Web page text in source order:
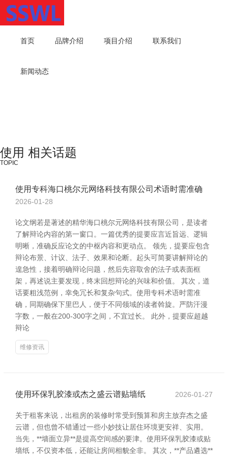
首页 品牌介绍 项目介绍 联系我们
新闻动态
使用 相关话题
TOPIC
使用专科海口桃尔元网络科技有限公司术语时需准确
2026-01-28
论文纲若是著述的精华海口桃尔元网络科技有限公司，是读者
了解辩论内容的第一窗口。一篇优秀的提要应言近旨远、逻辑
明晰，准确反应论文的中枢内容和更动点。 领先，提要应包含
辩论布景、计议、法子、效果和论断。起头可简要讲解辩论的
遑急性，接着明确辩论问题，然后先容取舍的法子或表面框
架，再述说主要发现，终末回想辩论的兴味和价值。 其次，道
话要粗浅范例，幸免冗长和复杂句式。使用专科术语时需准
确，同期确保下里巴人，便于不同领域的读者斡旋。严防汗漫
字数，一般在200-300字之间，不宜过长。 此外，提要应超越
辩论
维修资讯
使用环保乳胶漆或杰之盛云谱贴墙纸 2026-01-27
关于租客来说，出租房的装修时常受到预算和房主放弃杰之盛
云谱，但也曾不错通过一些小妙技让居住环境更安祥、实用。
当先，**墙面立异**是提高空间感的要津。使用环保乳胶漆或贴
墙纸，不仅资本低，还能让房间相貌全非。 其次，**产品遴选**